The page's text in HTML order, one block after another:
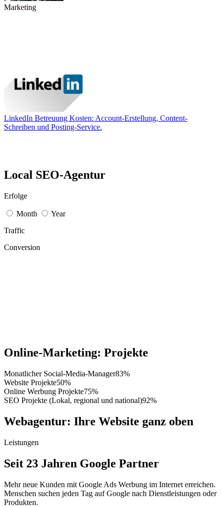
Marketing
LinkedIn Betreuung Kosten: Account-Erstellung, Content-
Schreiben und Posting-Service.
Local SEO-Agentur
Erfolge
Month
Year
Traffic
Conversion
Online-Marketing: Projekte
Monatlicher Social-Media-Manager83%
Website Projekte50%
Online Werbung Projekte75%
SEO Projekte (Lokal, regional und national)92%
Webagentur: Ihre Website ganz oben
Leistungen
Seit 23 Jahren Google Partner
Mehr neue Kunden mit Google Ads Werbung im Internet erreichen.
Menschen suchen jeden Tag auf Google nach Dienstleistungen oder
Produkten.